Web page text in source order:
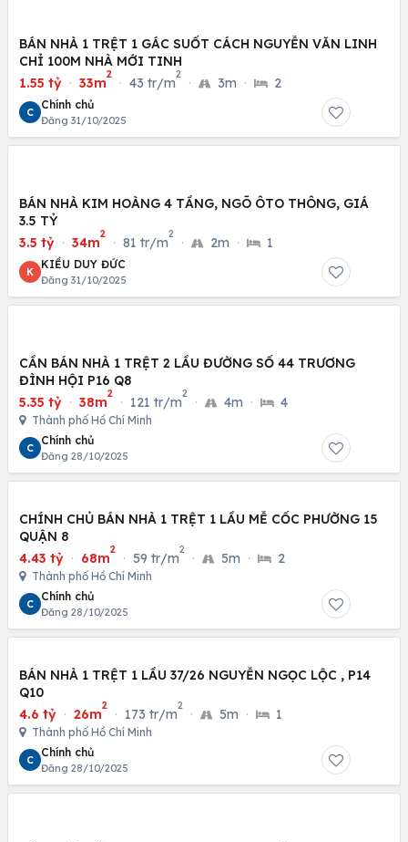
BÁN NHÀ 1 TRỆT 1 GÁC SUỐT CÁCH NGUYỄN VĂN LINH
CHỈ 100M NHÀ MỚI TINH
1.55 tỷ · 33m
2
· 43 tr/m
2
· 3m · 2
C
Chính chủ
Đăng 31/10/2025
BÁN NHÀ KIM HOÀNG 4 TẦNG, NGÕ ÔTO THÔNG, GIÁ
3.5 TỶ
3.5 tỷ · 34m
2
· 81 tr/m
2
· 2m · 1
K
KIỀU DUY ĐỨC
Đăng 31/10/2025
CẦN BÁN NHÀ 1 TRỆT 2 LẦU ĐƯỜNG SỐ 44 TRƯƠNG
ĐÌNH HỘI P16 Q8
5.35 tỷ · 38m
2
· 121 tr/m
2
· 4m · 4
Thành phố Hồ Chí Minh
C
Chính chủ
Đăng 28/10/2025
CHÍNH CHỦ BÁN NHÀ 1 TRỆT 1 LẦU MỄ CỐC PHƯỜNG 15
QUẬN 8
4.43 tỷ · 68m
2
· 59 tr/m
2
· 5m · 2
Thành phố Hồ Chí Minh
C
Chính chủ
Đăng 28/10/2025
BÁN NHÀ 1 TRỆT 1 LẦU 37/26 NGUYỄN NGỌC LỘC , P14
Q10
4.6 tỷ · 26m
2
· 173 tr/m
2
· 5m · 1
Thành phố Hồ Chí Minh
C
Chính chủ
Đăng 28/10/2025